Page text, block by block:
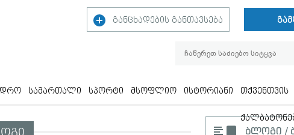
განცხადების განთავსება
სამართალი სპორტი მსოფლიო ისტორიანი თქვენთვის
ბლოგი /